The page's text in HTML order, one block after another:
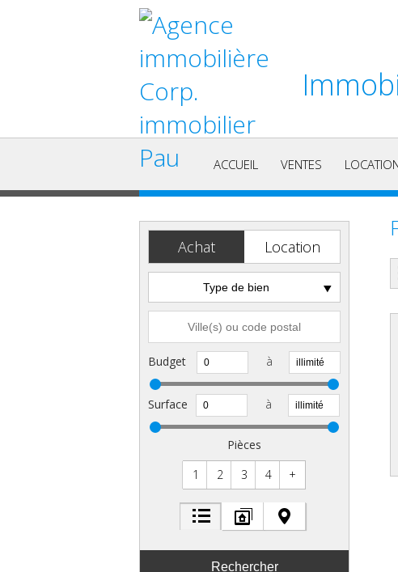
ACCUEIL VENTES
Achat Location
Type de bien
Budget à
Surface à
Pièces
1
2 3 4 +